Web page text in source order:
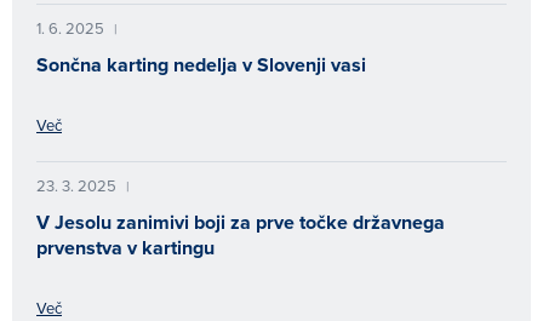
1. 6. 2025 |
Sončna karting nedelja v Slovenji vasi
Več
23. 3. 2025 |
V Jesolu zanimivi boji za prve točke državnega
prvenstva v kartingu
Več